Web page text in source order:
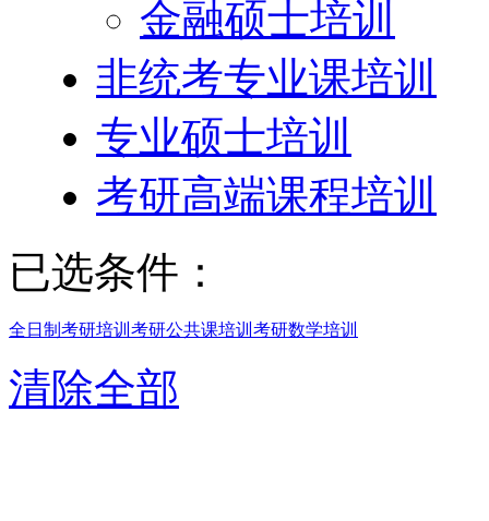
金融硕士培训
非统考专业课培训
专业硕士培训
考研高端课程培训
已选条件：
全日制考研培训 考研公共课培训 考研数学培训
清除全部